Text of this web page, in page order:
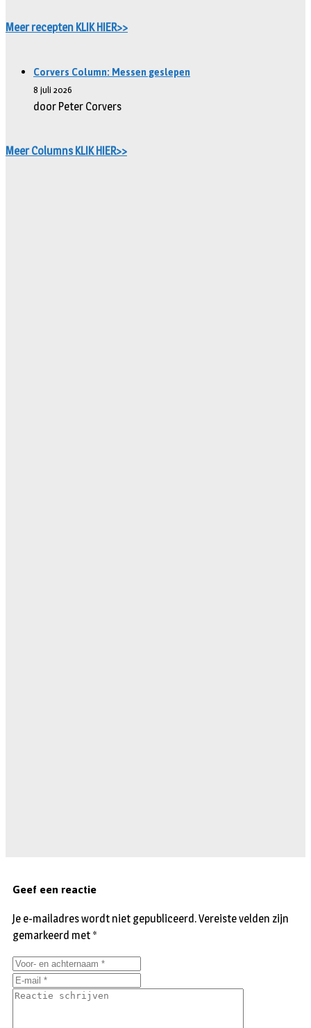
Meer recepten KLIK HIER>>
Corvers Column: Messen geslepen
8 juli 2026
door Peter Corvers
Meer Columns KLIK HIER>>
Geef een reactie
Je e-mailadres wordt niet gepubliceerd.Vereiste velden zijn
gemarkeerd met *